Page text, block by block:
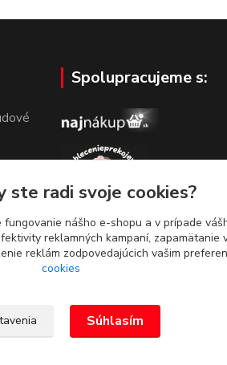
Spolupracujeme s:
Za
ste radi svoje cookies?
nášho e-shopu a v prípade
reklamných kampaní, zapamätanie
reklám zodpovedajúcich vašim
cookies
Súhlasím